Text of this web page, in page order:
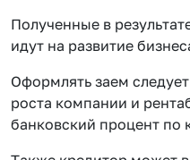
Полученные в
идут на развитие
Оформлять заем
роста компании и
банковский процент по